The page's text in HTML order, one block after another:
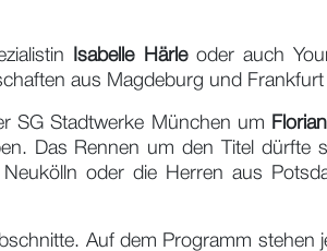
Isabelle Härleoder auch
aus Magdeburg und
SG Stadtwerke München um
Das Rennen um den Titel dürfte
oder die Herren aus
Auf dem Programm stehen